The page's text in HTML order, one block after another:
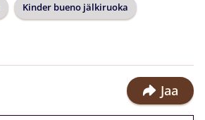
Kinder bueno jälkiruoka
Jaa